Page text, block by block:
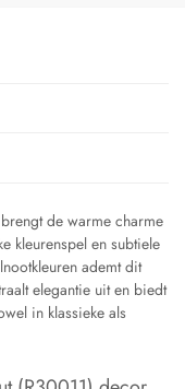
de warme charme
kleurenspel en subtiele
ademt dit
elegantie uit en biedt
in klassieke als